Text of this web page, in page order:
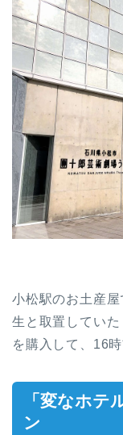
小松駅のお土産
生と取置してい
を購入して、16
「変なホテ
ン